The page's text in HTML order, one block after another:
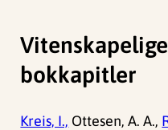
bokkapitler
Kreis, I., Ottesen, A. A.,